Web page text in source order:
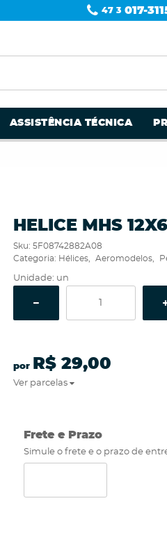
47 3 017-
ASSISTÊNCIA TÉCNICA
HELICE MHS
Sku: 5F08742882A08
Categoria: Hélices Aeromodelos
Unidade: un
por R$ 29,00
Ver parcelas
Frete e Prazo
Simule o frete e o prazo de